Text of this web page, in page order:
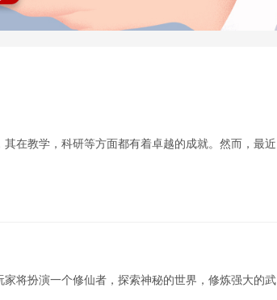
在教学，科研等方面都有着卓越的成就。然而，最近
将扮演一个修仙者，探索神秘的世界，修炼强大的武